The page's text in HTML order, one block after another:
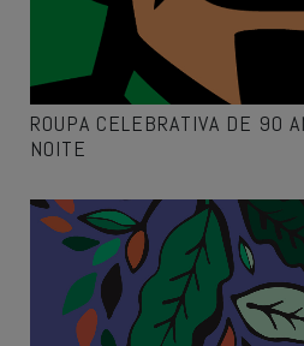
ROUPA CELEBRATIVA DE 90
NOITE